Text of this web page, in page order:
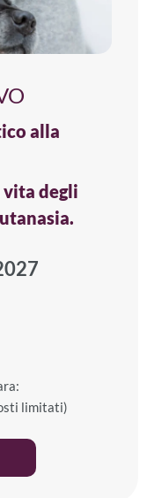
alla
vita degli
limitati)